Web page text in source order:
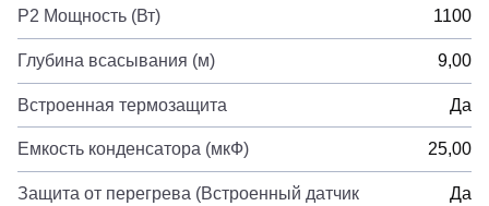
Р2 Мощность (Вт) 1100
Глубина всасывания (м) 9,00
Встроенная термозащита Да
Емкость конденсатора (мкФ) 25,00
Защита от перегрева (Встроенный датчик
Да